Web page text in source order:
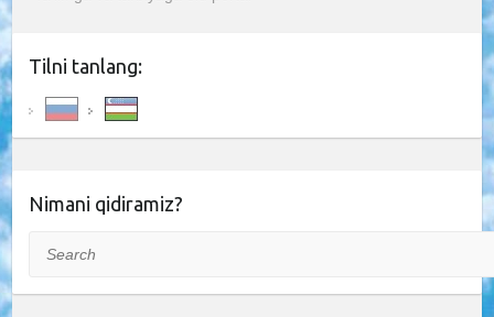
Tilni tanlang:
Nimani qidiramiz?